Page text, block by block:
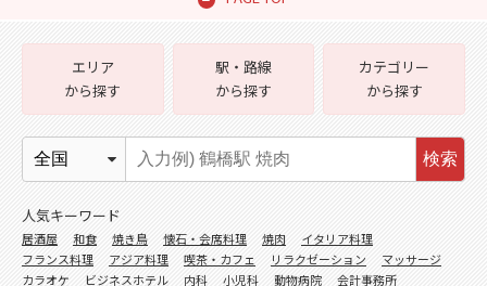
エリア
から探す
駅・路線
から探す
カテゴリー
から探す
検索
人気キーワード
居酒屋 和食 焼き鳥 懐石・会席料理 焼肉
イタリア料理
フランス料理
アジア料理 喫茶・カフェ リラクゼーション
マッサージ
カラオケ
ビジネスホテル 内科 小児科 動物病院
会計事務所